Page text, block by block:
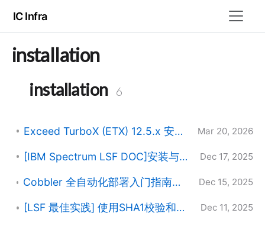
IC Infra
installation
installation 6
Exceed TurboX (ETX) 12.5.x 安装配置指南 Mar 20, 2026
[IBM Spectrum LSF DOC]安装与升级指南 Dec 17, 2025
Cobbler 全自动化部署入门指南：从零开始管理你的 Linux 集群 Dec 15, 2025
[LSF 最佳实践] 使用SHA1校验和验证LSF安装镜像 Dec 11, 2025